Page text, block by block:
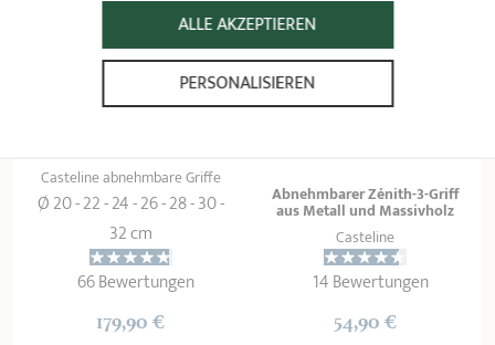
Casteline abnehmbare Griffe
Ø 20 - 22 - 24 - 26 - 28 - 30 -
32 cm
66 Bewertungen
179,90 €
Abnehmbarer Zénith-3-Griff
aus Metall und Massivholz
Casteline
14 Bewertungen
54,90 €
ALLE AKZEPTIEREN
PERSONALISIEREN